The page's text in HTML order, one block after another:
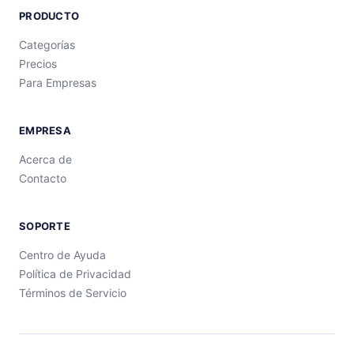
PRODUCTO
Categorías
Precios
Para Empresas
EMPRESA
Acerca de
Contacto
SOPORTE
Centro de Ayuda
Política de Privacidad
Términos de Servicio